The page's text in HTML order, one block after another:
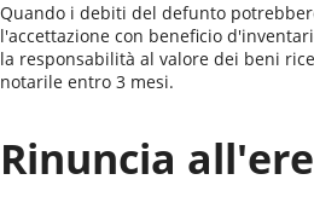
Quando i debiti del defunto
l'accettazione con beneficio
la responsabilità al valore dei beni
notarile entro 3 mesi.
Rinuncia